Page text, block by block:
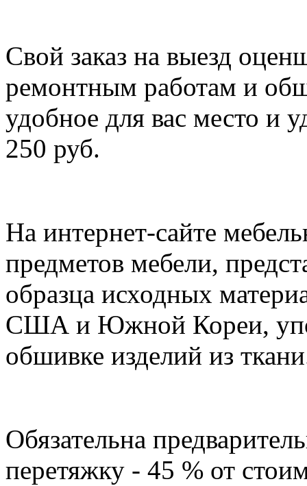
Свой заказ на выезд
ремонтным работам и
удобное для вас место и
250 руб.
На интернет-сайте
предметов мебели,
образца исходных
США и Южной Кореи,
обшивке изделий из
Обязательна
перетяжку - 45 % от